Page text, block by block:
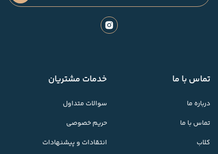
تماس با ما
درباره ما
تماس با ما
کلاب
خدمات مشتریان
سوالات متداول
حریم خصوصی
انتقادات و پیشنهادات